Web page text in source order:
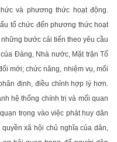
và phương thức hoạt động.
tổ chức đến phương thức hoạt
bước cải tiến theo yêu cầu
Đảng, Nhà nước, Mặt trận Tổ
mới; chức năng, nhiệm vụ, mối
định, điều chỉnh hợp lý hơn.
hệ thống chính trị và mối quan
trọng vào việc phát huy dân
xã hội chủ nghĩa của dân,